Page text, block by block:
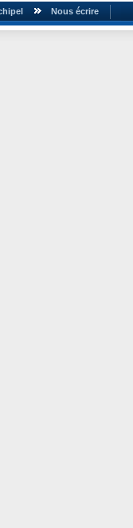
Nous écrire